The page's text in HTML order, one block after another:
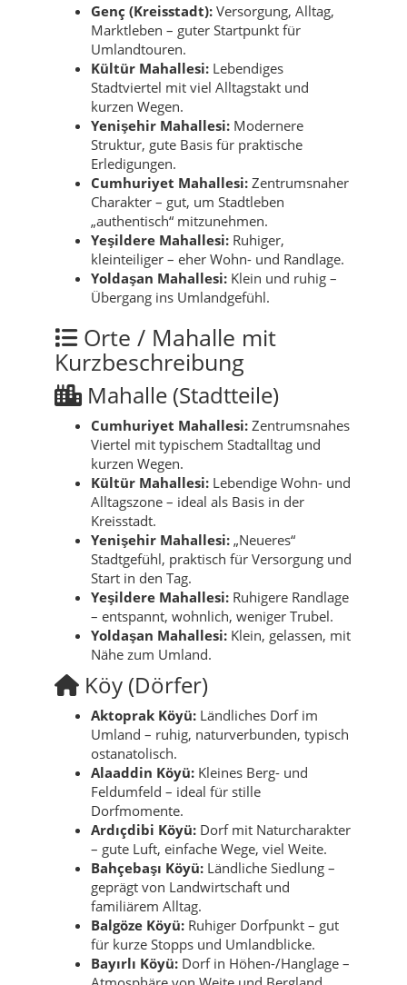
Genç (Kreisstadt): Versorgung, Alltag,
Marktleben – guter Startpunkt für
Umlandtouren.
Kültür Mahallesi: Lebendiges
Stadtviertel mit viel Alltagstakt und
kurzen Wegen.
Yenişehir Mahallesi: Modernere
Struktur, gute Basis für praktische
Erledigungen.
Cumhuriyet Mahallesi: Zentrumsnaher
Charakter – gut, um Stadtleben
„authentisch“ mitzunehmen.
Yeşildere Mahallesi: Ruhiger,
kleinteiliger – eher Wohn- und Randlage.
Yoldaşan Mahallesi: Klein und ruhig –
Übergang ins Umlandgefühl.
Orte / Mahalle mit
Kurzbeschreibung
Mahalle (Stadtteile)
Cumhuriyet Mahallesi: Zentrumsnahes
Viertel mit typischem Stadtalltag und
kurzen Wegen.
Kültür Mahallesi: Lebendige Wohn- und
Alltagszone – ideal als Basis in der
Kreisstadt.
Yenişehir Mahallesi: „Neueres“
Stadtgefühl, praktisch für Versorgung und
Start in den Tag.
Yeşildere Mahallesi: Ruhigere Randlage
– entspannt, wohnlich, weniger Trubel.
Yoldaşan Mahallesi: Klein, gelassen, mit
Nähe zum Umland.
Köy (Dörfer)
Aktoprak Köyü: Ländliches Dorf im
Umland – ruhig, naturverbunden, typisch
ostanatolisch.
Alaaddin Köyü: Kleines Berg- und
Feldumfeld – ideal für stille
Dorfmomente.
Ardıçdibi Köyü: Dorf mit Naturcharakter
– gute Luft, einfache Wege, viel Weite.
Bahçebaşı Köyü: Ländliche Siedlung –
geprägt von Landwirtschaft und
familiärem Alltag.
Balgöze Köyü: Ruhiger Dorfpunkt – gut
für kurze Stopps und Umlandblicke.
Bayırlı Köyü: Dorf in Höhen-/Hanglage –